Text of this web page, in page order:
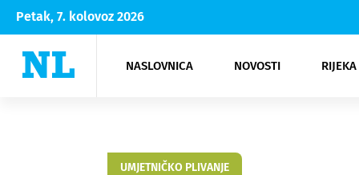
Petak, 7. kolovoz 2026
NASLOVNICA NOVOSTI
Rijeka Opatija
NK
Moda
Kultura
UMJETNIČKO PLIVANJE